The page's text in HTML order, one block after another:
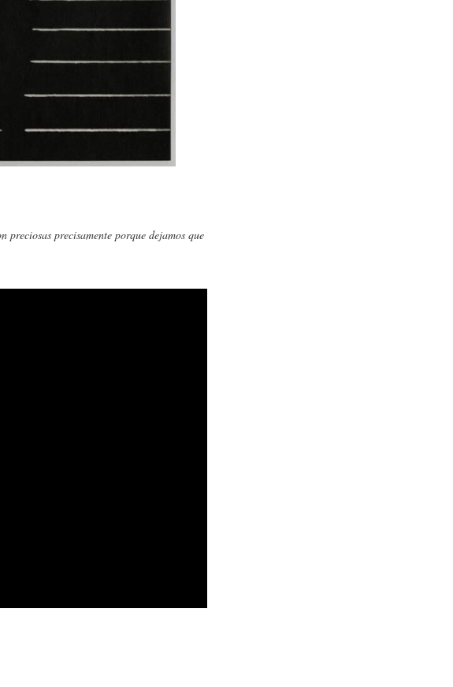
preciosas precisamente porque dejamos que